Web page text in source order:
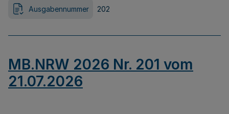
Ausgabennummer 202
MB.NRW 2026 Nr. 201 vom
21.07.2026